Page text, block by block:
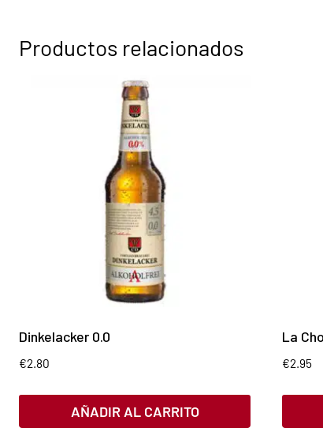
Productos relacionados
Dinkelacker 0.0
€2.80
AÑADIR AL CARRITO
La
€2.95